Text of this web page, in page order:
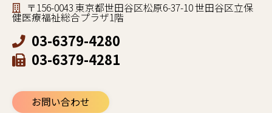
〒156-0043 東京都世田谷区松原6-37-10 世田谷区立保
健医療福祉総合プラザ1階
03-6379-4280
03-6379-4281
お問い合わせ